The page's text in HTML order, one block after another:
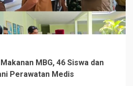
MBG, 46 Siswa dan
Perawatan Medis